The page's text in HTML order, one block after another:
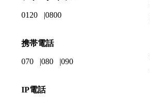
0120 0800
携帯電話
070 080 090
IP電話